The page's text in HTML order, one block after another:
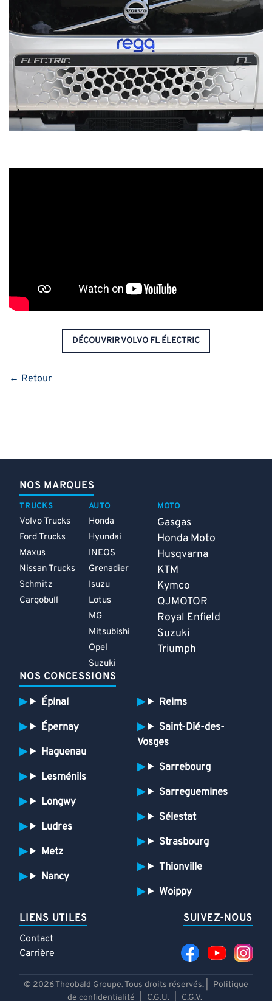
DÉCOUVRIR VOLVO FL ÉLECTRIC
← Retour
NOS MARQUES
TRUCKS
Volvo Trucks
Ford Trucks
Maxus
Nissan Trucks
Schmitz
Cargobull
AUTO
Honda
Hyundai
INEOS
Grenadier
Isuzu
Lotus
MG
Mitsubishi
Opel
Suzuki
MOTO
Gasgas
Honda Moto
Husqvarna
KTM
Kymco
QJMOTOR
Royal Enfield
Suzuki
Triumph
NOS CONCESSIONS
Épinal
Épernay
Haguenau
Lesménils
Longwy
Ludres
Metz
Nancy
Reims
Saint-Dié-des-
Vosges
Sarrebourg
Sarreguemines
Sélestat
Strasbourg
Thionville
Woippy
LIENS UTILES
Contact
Carrière
SUIVEZ-NOUS
© 2026 Theobald Groupe. Tous droits réservés. |
Politique
de confidentialité
C.G.U. C.G.V.